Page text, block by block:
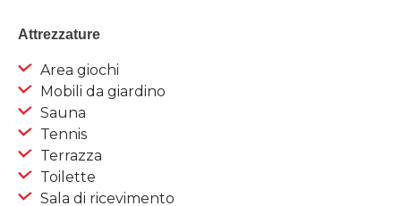
Attrezzature
Area giochi
Mobili da giardino
Sauna
Tennis
Terrazza
Toilette
Sala di ricevimento